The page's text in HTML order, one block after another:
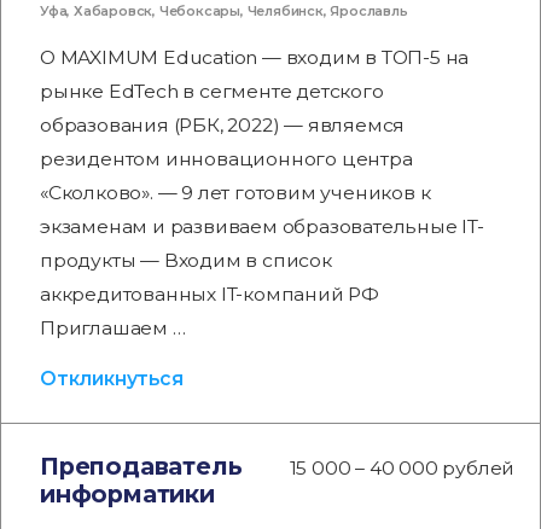
Уфа,Хабаровск, Чебоксары, Челябинск,Ярославль
О MAXIMUM Education — входим в ТОП-5 на
рынке EdTech в сегменте детского
образования (РБК, 2022) — являемся
резидентом инновационного центра
«Сколково». — 9 лет готовим учеников к
экзаменам и развиваем образовательные IT-
продукты — Входим в список
аккредитованных IT-компаний РФ
Приглашаем …
Откликнуться
Преподаватель
информатики
15 000 – 40 000 рублей